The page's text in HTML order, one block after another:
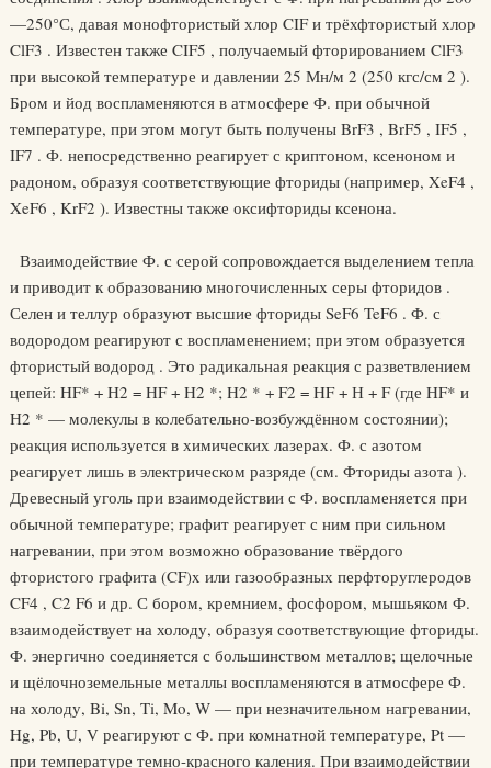
—250°С, давая монофтористый хлор CIF и трёхфтористый хлор
ClF3 . Известен также CIF5 , получаемый фторированием ClF3
при высокой температуре и давлении 25 Мн/м 2 (250 кгс/см 2 ).
Бром и йод воспламеняются в атмосфере Ф. при обычной
температуре, при этом могут быть получены BrF3 , BrF5 , IF5 ,
IF7 . Ф. непосредственно реагирует с криптоном, ксеноном и
радоном, образуя соответствующие фториды (например, XeF4 ,
XeF6 , KrF2 ). Известны также оксифториды ксенона.
Взаимодействие Ф. с серой сопровождается выделением тепла
и приводит к образованию многочисленных серы фторидов .
Селен и теллур образуют высшие фториды SeF6 TeF6 . Ф. с
водородом реагируют с воспламенением; при этом образуется
фтористый водород . Это радикальная реакция с разветвлением
цепей: HF* + H2 = HF + H2 *; H2 * + F2 = HF + Н + F (где HF* и
H2 * — молекулы в колебательно-возбуждённом состоянии);
реакция используется в химических лазерах. Ф. с азотом
реагирует лишь в электрическом разряде (см. Фториды азота ).
Древесный уголь при взаимодействии с Ф. воспламеняется при
обычной температуре; графит реагирует с ним при сильном
нагревании, при этом возможно образование твёрдого
фтористого графита (CF)x или газообразных перфторуглеродов
CF4 , C2 F6 и др. С бором, кремнием, фосфором, мышьяком Ф.
взаимодействует на холоду, образуя соответствующие фториды.
Ф. энергично соединяется с большинством металлов; щелочные
и щёлочноземельные металлы воспламеняются в атмосфере Ф.
на холоду, Bi, Sn, Ti, Mo, W — при незначительном нагревании,
Hg, Pb, U, V реагируют с Ф. при комнатной температуре, Pt —
при температуре темно-красного каления. При взаимодействии